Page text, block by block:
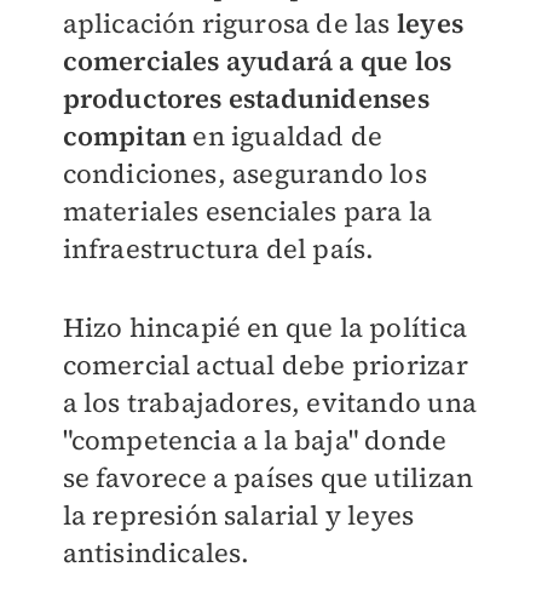
aplicación rigurosa de las leyes
comerciales ayudará a que los
productores estadunidenses
compitan en igualdad de
condiciones, asegurando los
materiales esenciales para la
infraestructura del país.
Hizo hincapié en que la política
comercial actual debe priorizar
a los trabajadores, evitando una
"competencia a la baja" donde
se favorece a países que utilizan
la represión salarial y leyes
antisindicales.